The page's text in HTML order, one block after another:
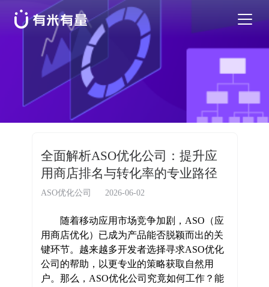
苹果应用商店优化
安卓应用商店优化
优秀案例
EN
全面解析ASO优化公司：提升应
用商店排名与转化率的专业路径
ASO优化公司 2026-06-02
随着移动应用市场竞争加剧，ASO（应
用商店优化）已成为产品能否脱颖而出的关
键环节。越来越多开发者选择寻求ASO优化
公司的帮助，以更专业的策略获取自然用
户。那么，ASO优化公司究竟如何工作？能